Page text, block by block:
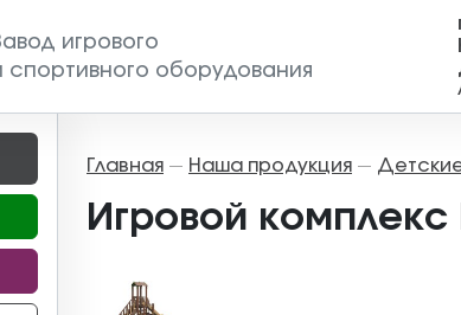
игрового
спортивного оборудования
Главная — Наша продукция —
Игровой